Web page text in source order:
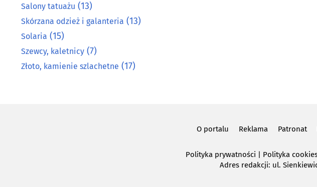
Salony tatuażu (13)
Skórzana odzież i galanteria (13)
Solaria (15)
Szewcy, kaletnicy (7)
Złoto, kamienie szlachetne (17)
O portalu Reklama Patronat
Polityka prywatności | Polityka
Adres redakcji: ul.